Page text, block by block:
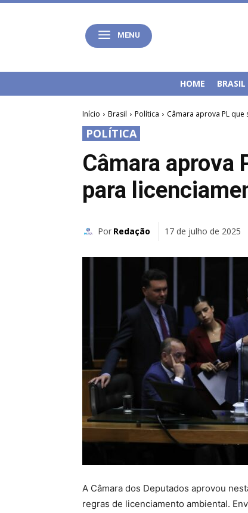
MENU
HOME BRASIL
Início Brasil Política Câmara aprova PL
POLÍTICA
Câmara aprova
para
Por Redação 17 de julho de 2025
A Câmara dos Deputados aprovou
regras de licenciamento ambiental.